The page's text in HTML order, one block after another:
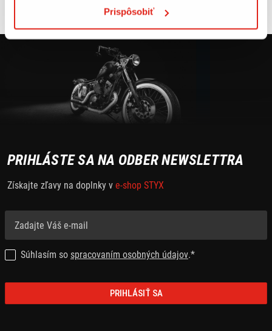
Prispôsobiť
PRIHLÁSTE SA NA ODBER NEWSLETTRA
Získajte zľavy na doplnky v e-shop STYX
Súhlasím so spracovaním osobných údajov.*
PRIHLÁSIŤ SA